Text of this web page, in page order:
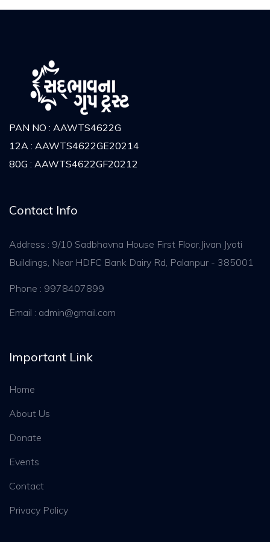
PAN NO : AAWTS4622G
12A : AAWTS4622GE20214
80G : AAWTS4622GF20212
Contact Info
Address : 9/10 Sadbhavna House First Floor,Jivan Jyoti
Buildings, Near HDFC Bank Dairy Rd, Palanpur - 385001
Phone : 9978407899
Email : admin@gmail.com
Important Link
Home
About Us
Donate
Events
Contact
Privacy Policy